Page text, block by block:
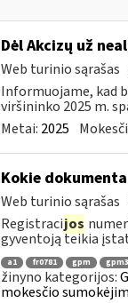
Dėl Akcizų už
Web turinio sąrašas
Informuojame, kad
viršininko 2025 m.
Metai: 2025
Kokie
Web turinio sąrašas
Registracijos
gyventoją teikia
a1 fr0781 gpm
žinyno kategorijos:
mokesčio